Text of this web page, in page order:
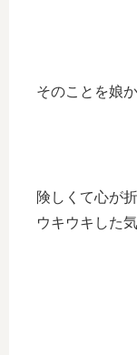
そのことを娘
険しくて心が
ウキウキした